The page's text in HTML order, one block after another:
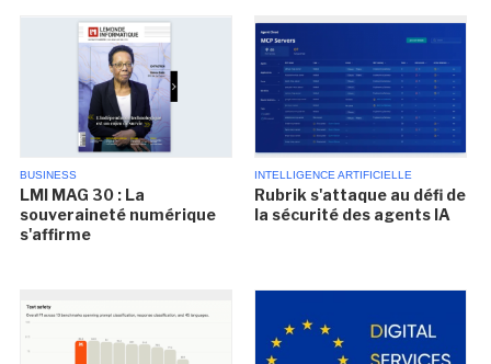
BUSINESS
LMI MAG 30 : La
souveraineté numérique
s'affirme
INTELLIGENCE ARTIFICIELLE
Rubrik s'attaque au défi de
la sécurité des agents IA